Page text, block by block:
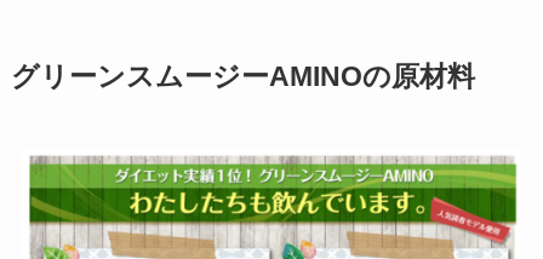
グリーンスムージーAMINOの原材料